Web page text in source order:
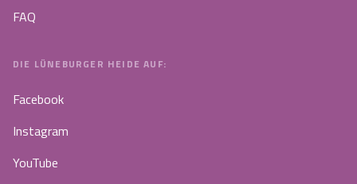
FAQ
DIE LÜNEBURGER HEIDE AUF:
Facebook
Instagram
YouTube